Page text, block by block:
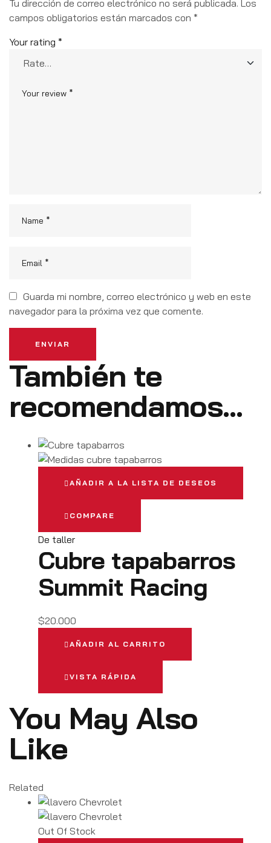
Tu dirección de correo electrónico no será publicada.
Los
campos obligatorios están marcados con *
Your rating *
Guarda mi nombre, correo electrónico y web en este
navegador para la próxima vez que comente.
ENVIAR
También te
recomendamos…
AÑADIR A LA LISTA DE DESEOS
COMPARE
De taller
Cubre tapabarros
Summit Racing
$20.000
AÑADIR AL CARRITO
VISTA RÁPIDA
You May Also
Like
Related
Out Of Stock